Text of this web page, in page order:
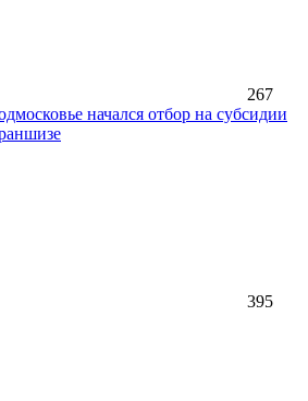
267
начался отбор на субсидии
395